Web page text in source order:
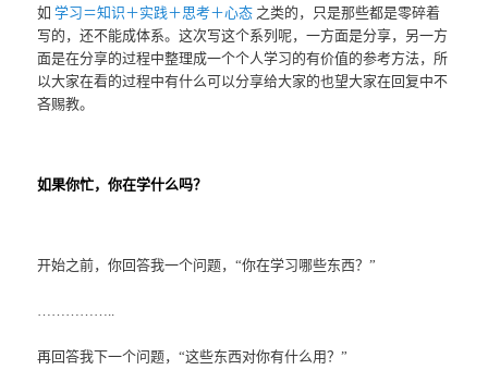
如学习＝知识＋实践＋思考＋心态 之类的，只是那些都是零碎着
写的，还不能成体系。这次写这个系列呢，一方面是分享，另一方
面是在分享的过程中整理成一个个人学习的有价值的参考方法，所
以大家在看的过程中有什么可以分享给大家的也望大家在回复中不
吝赐教。
如果你忙，你在学什么吗？
开始之前，你回答我一个问题，“你在学习哪些东西？”
再回答我下一个问题，“这些东西对你有什么用？”